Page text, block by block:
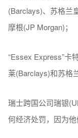
(Barclays)、苏格兰
摩根(JP Morgan)；
“Essex Express”卡
莱(Barclays)和苏格
瑞士跨国公司瑞银
何经济处罚，因为他